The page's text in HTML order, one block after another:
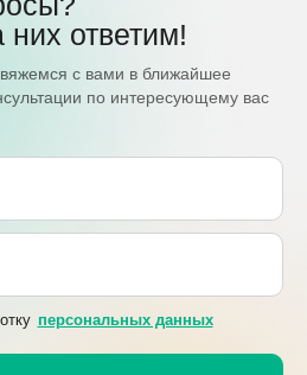
ответим!
с вами в ближайшее
по интересующему вас
персональных данных